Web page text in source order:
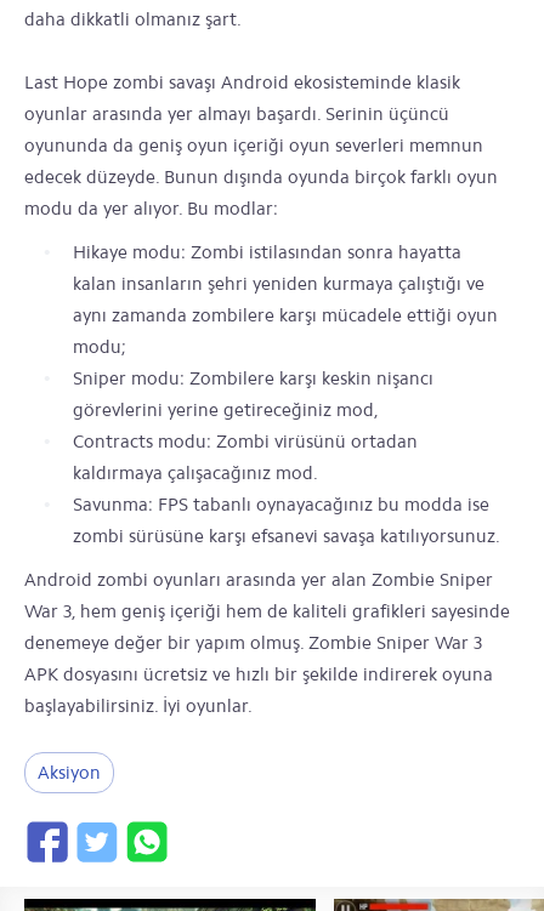
daha dikkatli olmanız şart.
Last Hope zombi savaşı Android ekosisteminde klasik
oyunlar arasında yer almayı başardı. Serinin üçüncü
oyununda da geniş oyun içeriği oyun severleri memnun
edecek düzeyde. Bunun dışında oyunda birçok farklı oyun
modu da yer alıyor. Bu modlar:
Hikaye modu: Zombi istilasından sonra hayatta
kalan insanların şehri yeniden kurmaya çalıştığı ve
aynı zamanda zombilere karşı mücadele ettiği oyun
modu;
Sniper modu: Zombilere karşı keskin nişancı
görevlerini yerine getireceğiniz mod,
Contracts modu: Zombi virüsünü ortadan
kaldırmaya çalışacağınız mod.
Savunma: FPS tabanlı oynayacağınız bu modda ise
zombi sürüsüne karşı efsanevi savaşa katılıyorsunuz.
Android zombi oyunları arasında yer alan Zombie Sniper
War 3, hem geniş içeriği hem de kaliteli grafikleri sayesinde
denemeye değer bir yapım olmuş. Zombie Sniper War 3
APK dosyasını ücretsiz ve hızlı bir şekilde indirerek oyuna
başlayabilirsiniz. İyi oyunlar.
Aksiyon